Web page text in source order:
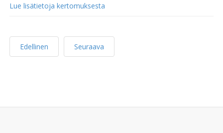
Lue lisätietoja kertomuksesta
Edellinen Seuraava